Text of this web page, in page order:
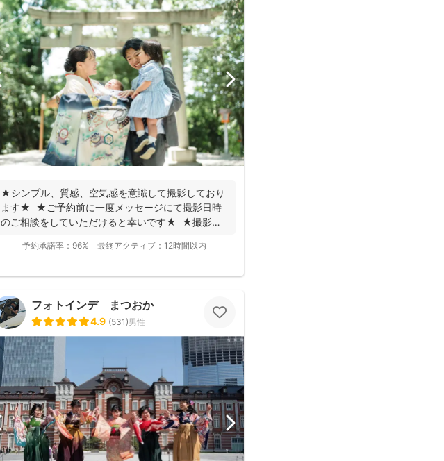
★シンプル、質感、空気感を意識して撮影しており
ます★ ★ご予約前に一度メッセージにて撮影日時
のご相談をしていただけると幸いです★ ★撮影に
予約承諾率： 96% 最終アクティブ： 12時間以内
フォトインデ まつおか
4.9 (531)男性